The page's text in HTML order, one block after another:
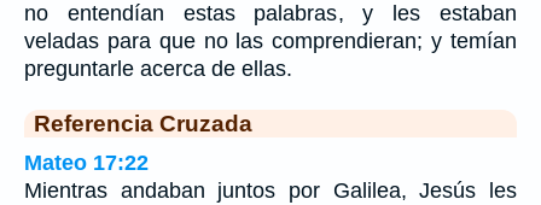
no entendían estas palabras, y les estaban
veladas para que no las comprendieran; y temían
preguntarle acerca de ellas.
Referencia Cruzada
Mateo 17:22
Mientras andaban juntos por Galilea, Jesús les